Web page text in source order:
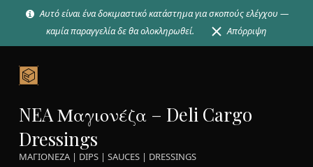
Αυτό είναι ένα δοκιμαστικό κατάστημα για σκοπούς ελέγχου —
καμία παραγγελία δε θα ολοκληρωθεί.
Απόρριψη
ΜΑΓΙΟΝΕΖΑ | NEA Μαγιονέζα - Deli Cargo Dressings
NEA Μαγιονέζα – Deli Cargo
Dressings
ΜΑΓΙΟΝΕΖΑ | DIPS | SAUCES | DRESSINGS